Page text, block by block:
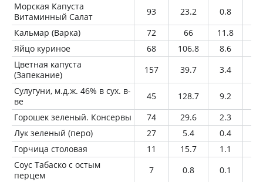
Морская Капуста
Витаминный Салат
93 23.2 0.8
Кальмар (Варка)
72 66 11.8
Яйцо куриное
68 106.8 8.6
Цветная капуста
(Запекание)
157 39.7 3.4
Сулугуни, м.д.ж. 46% в сух. в-
ве
45 128.7 9.2
Горошек зеленый. Консервы
74 29.6 2.3
Лук зеленый (перо)
27 5.4 0.4
Горчица столовая
11 15.7 1.1
Соус Табаско с остым
перцем
7 0.8 0.1